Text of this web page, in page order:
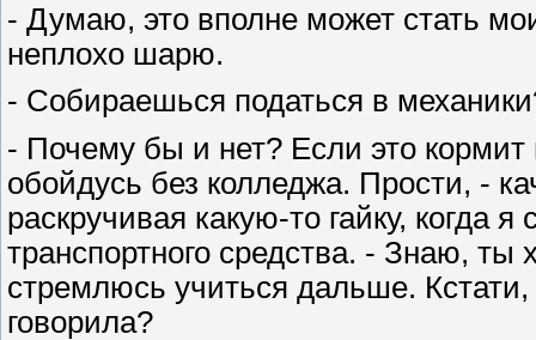
- Думаю, это вполне может стать
неплохо шарю.
- Собираешься податься в
- Почему бы и нет? Если это
обойдусь без колледжа. Прости, -
раскручивая какую-то гайку, когда
транспортного средства. - Знаю, ты
стремлюсь учиться дальше.
говорила?